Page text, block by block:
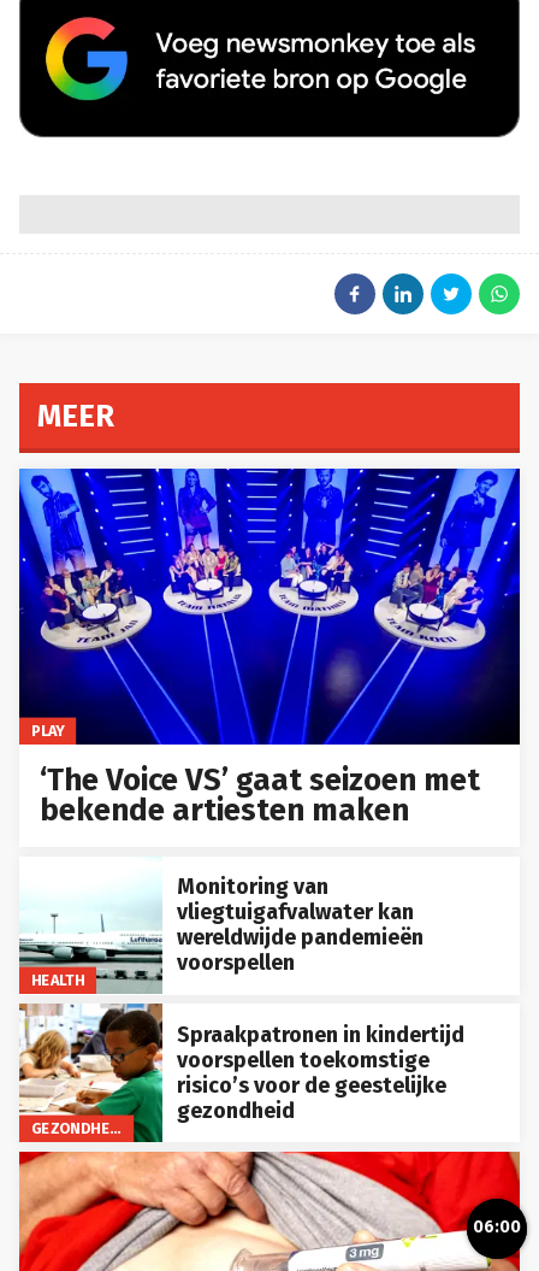
MEER
PLAY
‘The Voice VS’ gaat seizoen met
bekende artiesten maken
HEALTH
Monitoring van
vliegtuigafvalwater kan
wereldwijde pandemieën
voorspellen
GEZONDHEID
Spraakpatronen in kindertijd
voorspellen toekomstige
risico’s voor de geestelijke
gezondheid
06:00